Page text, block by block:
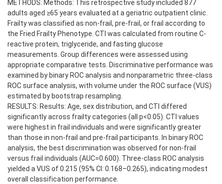
METHODS: Methods: This retrospective study included 877
adults aged ≥65 years evaluated at a geriatric outpatient clinic.
Frailty was classified as non-frail, pre-frail, or frail according to
the Fried Frailty Phenotype. CTI was calculated from routine C-
reactive protein, triglyceride, and fasting glucose
measurements. Group differences were assessed using
appropriate comparative tests. Discriminative performance was
examined by binary ROC analysis and nonparametric three-class
ROC surface analysis, with volume under the ROC surface (VUS)
estimated by bootstrap resampling.
RESULTS: Results: Age, sex distribution, and CTI differed
significantly across frailty categories (all p<0.05). CTI values
were highest in frail individuals and were significantly greater
than those in non-frail and pre-frail participants. In binary ROC
analysis, the best discrimination was observed for non-frail
versus frail individuals (AUC=0.600). Three-class ROC analysis
yielded a VUS of 0.215 (95% CI: 0.168–0.265), indicating modest
overall classification performance.